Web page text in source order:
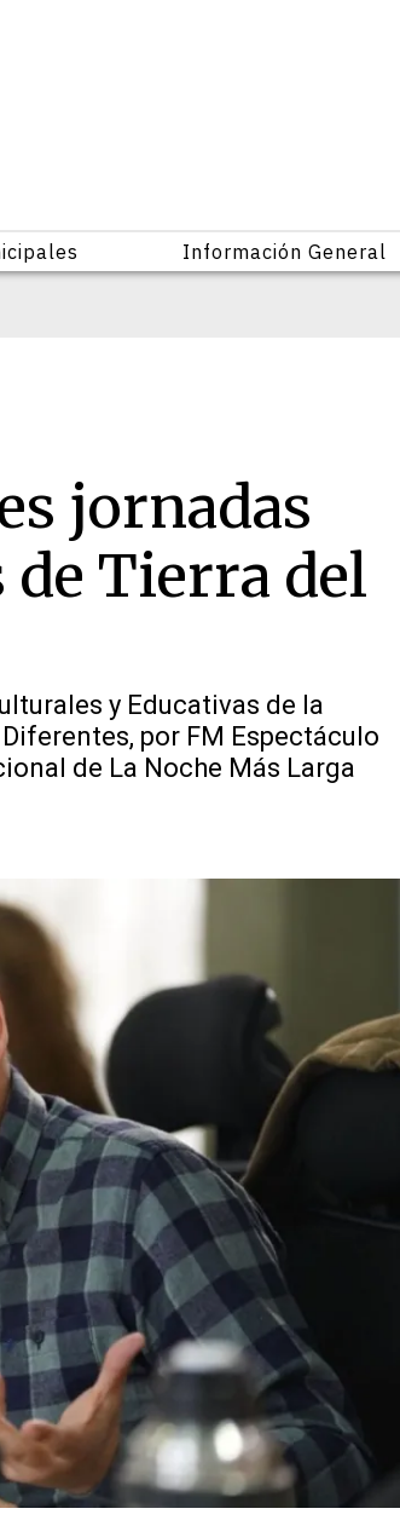
Información General
jornadas
de Tierra del
y Educativas de la
por FM Espectáculo
de La Noche Más Larga